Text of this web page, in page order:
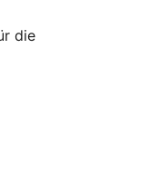
die